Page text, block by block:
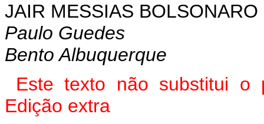
JAIR MESSIAS BOLSONARO
Paulo Guedes
Bento Albuquerque
Este texto não substitui o
Edição extra